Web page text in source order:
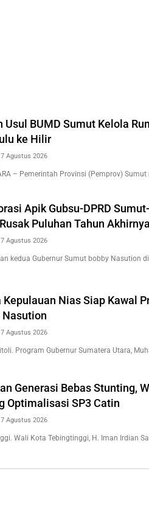
Usul BUMD Sumut Kelola
ke Hilir
7 Agustus 2026
– Pemerintah Provinsi (Pemprov)
Apik Gubsu-DPRD
Puluhan Tahun
7 Agustus 2026
kedua Gubernur Sumut bobby Nasution
Kepulauan Nias Siap Kawal
Nasution
7 Agustus 2026
Program Gubernur Sumatera Utara,
Generasi Bebas Stunting,
Optimalisasi SP3 Catin
7 Agustus 2026
Wali Kota Tebingtinggi, H. Iman Irdian